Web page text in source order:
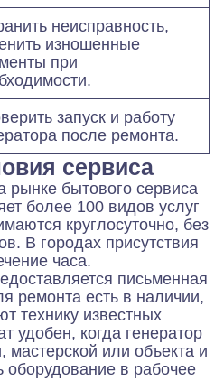
неисправность,
изношенные
при
запуск и работу
после ремонта.
сервиса
рынке бытового сервиса
более 100 видов услуг
круглосуточно, без
В городах присутствия
часа.
письменная
ремонта есть в наличии,
технику известных
удобен, когда генератор
или объекта и
оборудование в рабочее